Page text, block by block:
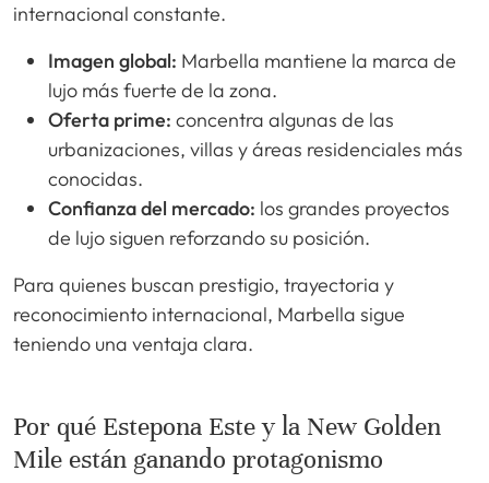
internacional constante.
Imagen global: Marbella mantiene la marca de
lujo más fuerte de la zona.
Oferta prime: concentra algunas de las
urbanizaciones, villas y áreas residenciales más
conocidas.
Confianza del mercado: los grandes proyectos
de lujo siguen reforzando su posición.
Para quienes buscan prestigio, trayectoria y
reconocimiento internacional, Marbella sigue
teniendo una ventaja clara.
Por qué Estepona Este y la New Golden
Mile están ganando protagonismo